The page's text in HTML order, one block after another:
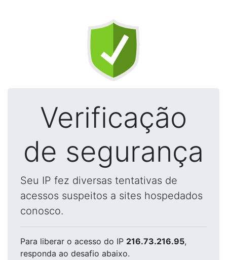
Verificação
de segurança
Seu IP fez diversas tentativas de
acessos suspeitos a sites hospedados
conosco.
Para liberar o acesso do IP 216.73.216.95,
responda ao desafio abaixo.